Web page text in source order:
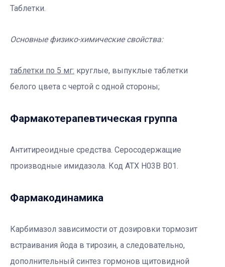
Таблетки.
Основные физико-химические свойства:
таблетки по 5 мг: круглые, выпуклые таблетки
белого цвета с чертой с одной стороны;
Фармакотерапевтичеcкая группа
Антитиреоидные средства. Серосодержащие
производные имидазола. Код АТX H03B В01.
Фармакодинамика
Карбимазол зависимости от дозировки тормозит
встраивания йода в тирозин, а следовательно,
дополнительный синтез гормонов щитовидной